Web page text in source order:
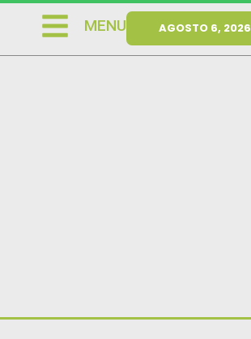
MENU AGOSTO 6, 2026